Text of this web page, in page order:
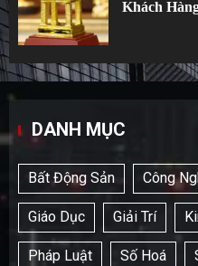
Khách
DANH MỤC
Bất Động Sản Công
Giáo Dục Giải Trí
Pháp Luật Số Hoá